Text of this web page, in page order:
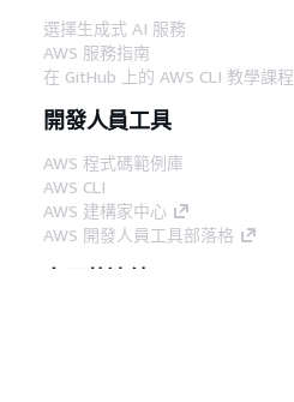
選擇生成式 AI 服務
AWS 服務指南
在 GitHub 上的 AWS CLI 教學課程
開發人員工具
AWS 程式碼範例庫
AWS CLI
AWS 建構家中心
AWS 開發人員工具部落格
實用的連結